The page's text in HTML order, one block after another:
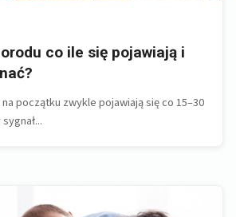
co ile się pojawiają i
początku zwykle pojawiają się co 15–30